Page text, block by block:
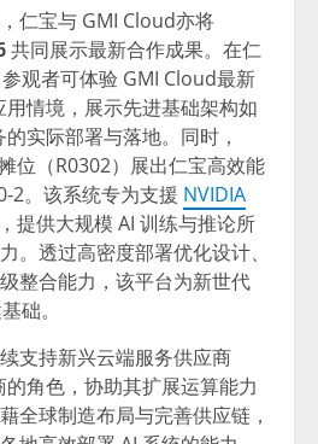
仁宝与 GMI Cloud亦将
共同展示最新合作成果。在仁
观者可体验 GMI Cloud最新
用情境，展示先进基础架构如
实际部署与落地。同时，
位（R0302）展出仁宝高效能
2。该系统专为支援 NVIDIA
提供大规模 AI 训练与推论所
。透过高密度部署优化设计、
整合能力，该平台为新世代
础。
支持新兴云端服务供应商
角色，协助其扩展运算能力
全球制造布局与完善供应链，